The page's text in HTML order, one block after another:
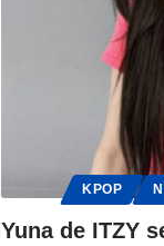
KPOP
Yuna de ITZY